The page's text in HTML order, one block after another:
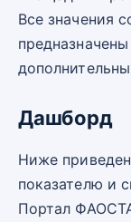
Все значения
Дашборд
Ниже
показателю и
Портал